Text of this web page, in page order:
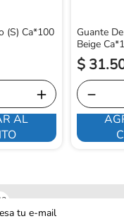
(S) Ca*100
＋
AL
Guante
Beige
$ 31.
－